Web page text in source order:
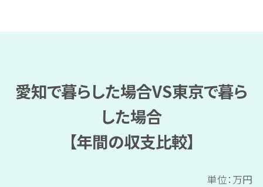
愛知で暮らした場合VS東京で暮ら
した場合
【年間の収支比較】
単位：万円